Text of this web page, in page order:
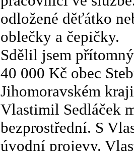
odložené děťátko
oblečky a čepičky.
Sdělil jsem
40 000 Kč obec
Jihomoravském
Vlastimil Sedláček
bezprostřední. S
úvodní projevy.